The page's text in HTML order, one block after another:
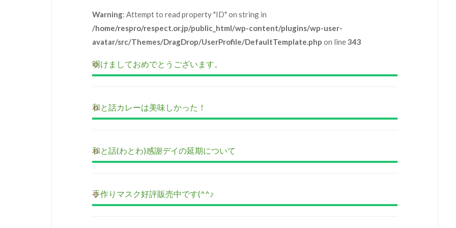
Warning: Attempt to read property "ID" on string in
/home/respro/respect.or.jp/public_html/wp-content/plugins/wp-user-
avatar/src/Themes/DragDrop/UserProfile/DefaultTemplate.php on line343
明けましておめでとうございます。
和と話カレーは美味しかった！
和と話(わとわ)感謝デイの延期について
手作りマスク好評販売中です(^^♪